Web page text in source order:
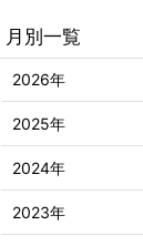
月別一覧
2026年
2025年
2024年
2023年